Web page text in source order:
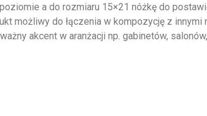
a do rozmiaru 15×21 nóżkę do
możliwy do łączenia w kompozycję z
akcent w aranżacji np. gabinetów,